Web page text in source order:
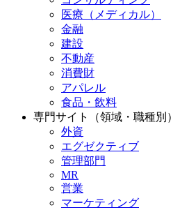
医療（メディカル）
金融
建設
不動産
消費財
アパレル
食品・飲料
専門サイト（領域・職種別）
外資
エグゼクティブ
管理部門
MR
営業
マーケティング